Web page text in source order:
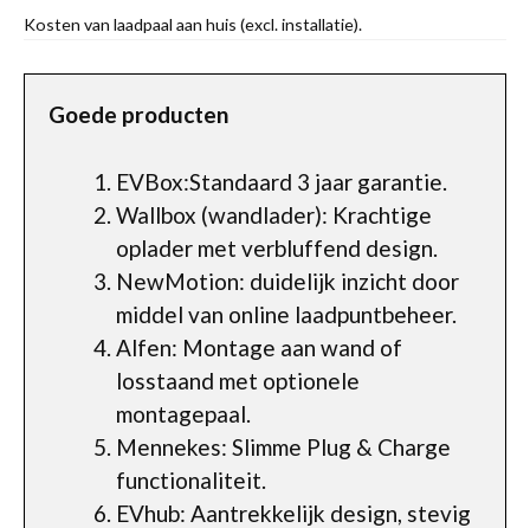
Kosten van laadpaal aan huis (excl. installatie).
Goede producten
EVBox:Standaard 3 jaar garantie.
Wallbox (wandlader): Krachtige
oplader met verbluffend design.
NewMotion: duidelijk inzicht door
middel van online laadpuntbeheer.
Alfen: Montage aan wand of
losstaand met optionele
montagepaal.
Mennekes: Slimme Plug & Charge
functionaliteit.
EVhub: Aantrekkelijk design, stevig